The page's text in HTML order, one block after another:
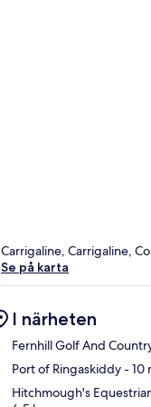
Carrigaline, Carrigaline,
Se på karta
I närheten
Fernhill Golf And
Port of Ringaskiddy- 10
Hitchmough's